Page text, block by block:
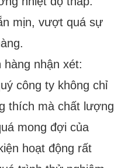
mịn, vượt quá sự
nhận xét:
công ty không chỉ
thích mà chất lượng
mong đợi của
hoạt động rất